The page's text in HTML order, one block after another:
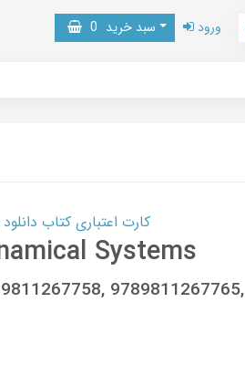
سبد خرید 0 ورود
کارت اعتباری کتاب دانلود با 10,000,000 اعتبار دانلود کتاب!
Systems
9789811267765,